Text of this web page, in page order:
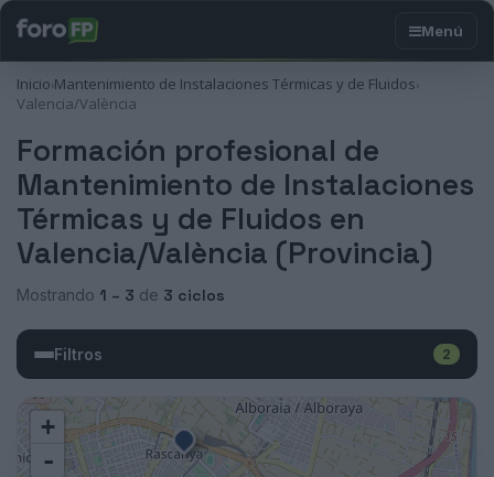
Inicio›Mantenimiento de Instalaciones Térmicas y de Fluidos›
Valencia/València
Formación profesional de
Mantenimiento de Instalaciones
Térmicas y de Fluidos en
Valencia/València (Provincia)
Mostrando 1 – 3 de 3 ciclos
Filtros 2
+
-